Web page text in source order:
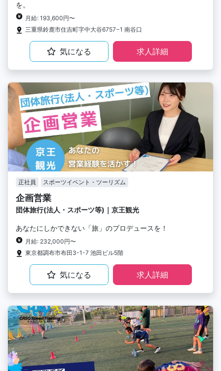
を。
月給: 193,600円〜
三重県鈴鹿市住吉町字中大谷6757−1 南谷口
気になる 求人詳細
正社員 スポーツイベント・ツーリズム
企画営業
団体旅行(法人・スポーツ等)｜京王観光
あなたにしかできない「旅」のプロデュースを！
月給: 232,000円〜
東京都調布市布田3-1-7 池田ビル5階
気になる 求人詳細